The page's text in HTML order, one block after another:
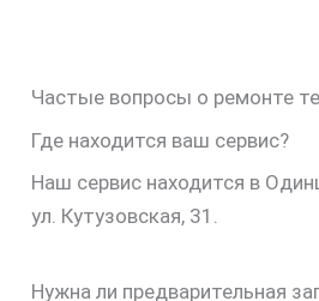
Частые вопросы о ремонте
Где находится ваш сервис?
Наш сервис находится в
ул. Кутузовская, 31.
Нужна ли предварительная